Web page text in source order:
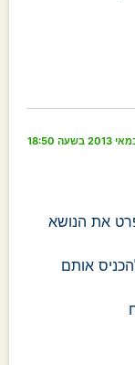
את הנושא
אותם